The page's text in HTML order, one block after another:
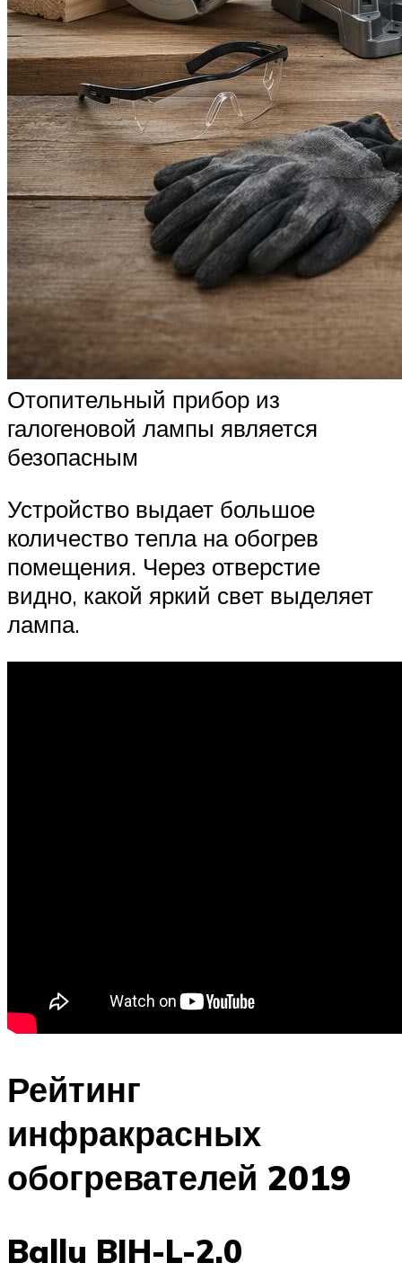
Отопительный прибор из
галогеновой лампы является
безопасным
Устройство выдает большое
количество тепла на обогрев
помещения. Через отверстие
видно, какой яркий свет выделяет
лампа.
Рейтинг
инфракрасных
обогревателей 2019
Ballu BIH-L-2.0